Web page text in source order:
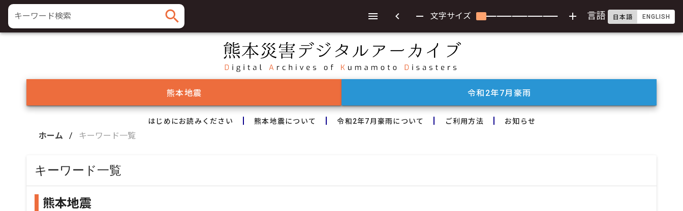
キーワード検索 search chevron_left remove 文字サイズ add 言語 日本語 ENGLISH
熊本地震 令和2年7月豪雨
はじめにお読みください 熊本地震について 令和2年7月豪雨について ご利用方法 お知らせ
ホーム / キーワード一覧
キーワード一覧
熊本地震